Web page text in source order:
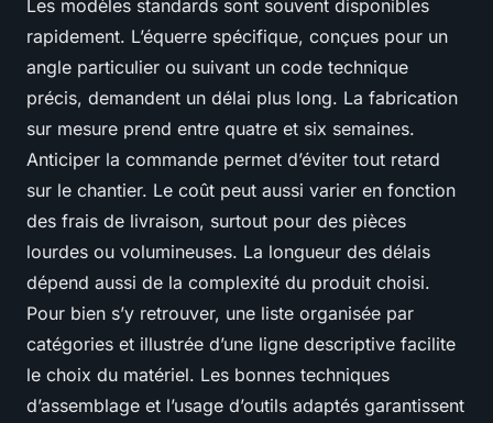
Les modèles standards sont souvent disponibles
rapidement. L’équerre spécifique, conçues pour un
angle particulier ou suivant un code technique
précis, demandent un délai plus long. La fabrication
sur mesure prend entre quatre et six semaines.
Anticiper la commande permet d’éviter tout retard
sur le chantier. Le coût peut aussi varier en fonction
des frais de livraison, surtout pour des pièces
lourdes ou volumineuses. La longueur des délais
dépend aussi de la complexité du produit choisi.
Pour bien s’y retrouver, une liste organisée par
catégories et illustrée d’une ligne descriptive facilite
le choix du matériel. Les bonnes techniques
d’assemblage et l’usage d’outils adaptés garantissent